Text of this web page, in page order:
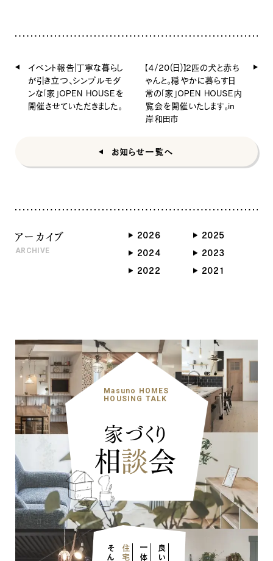
イベント報告｜丁寧な暮らし
が引き立つ、シンプルモダ
ンな「家」OPEN HOUSEを
開催させていただきました。
【4/20(日)】2匹の犬と赤ち
ゃんと。穏やかに暮らす日
常の「家」OPEN HOUSE内
覧会を開催いたします。in
岸和田市
お知らせ一覧へ
アーカイブ
ARCHIVE
2026
2025
2024
2023
2022
2021
Masuno HOMES
HOUSING TALK
家づくり
相談会
一体 良い